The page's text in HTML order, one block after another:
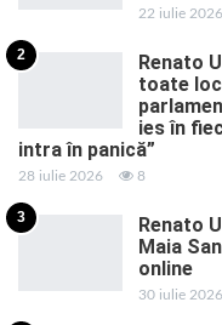
22 iulie 2026
2
Renato
toate
ies în
intra în panică”
28 iulie 2026 8
3
Renato
Maia
online
30 iulie 2026